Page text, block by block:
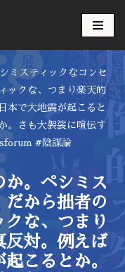
ミスティックなコンセ
ックな、つまり楽天的
本で大地震が起こると
。さも大袈裟に喧伝す
#陰謀論
か。ペシミス
だから拙者の
な、つまり
反対。例えば
こるとか。